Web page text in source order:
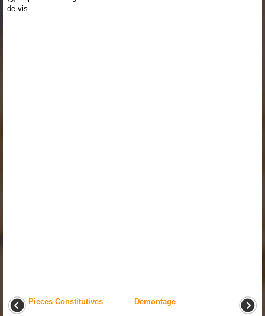
de vis.
Pieces Constitutives Demontage